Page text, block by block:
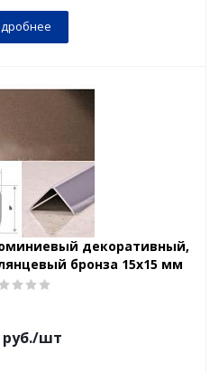
декоративный,
бронза 15х15 мм
/шт